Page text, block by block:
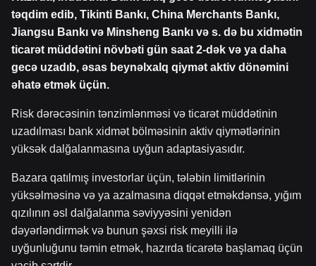
təqdim edib, Tikinti Bankı, China Merchants Bankı,
Jiangsu Bankı və Minsheng Bankı və s. də bu xidmətin
ticarət müddətini növbəti gün saat 2-dək və ya daha
gecə uzadıb, əsas beynəlxalq qiymət aktiv dönəmini
əhatə etmək üçün.
Risk dərəcəsinin tənzimlənməsi və ticarət müddətinin
uzadılması bank xidmət bölməsinin aktiv qiymətlərinin
yüksək dalğalanmasına uyğun adaptasiyasıdır.
Bazara qatılmış investorlar üçün, tələbin limitlərinin
yüksəlməsinə və ya azalmasına diqqət etməkdənsə, yığım
qızılının əsl dalğalanma səviyyəsini yenidən
dəyərləndirmək və bunun şəxsi risk meyilli ilə
uyğunluğunu təmin etmək, hazırda ticarətə başlamaq üçün